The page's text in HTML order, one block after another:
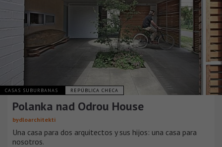
CASAS SUBURBANAS REPÚBLICA CHECA
Polanka nad Odrou House
bydloarchitekti
Una casa para dos arquitectos y sus hijos: una casa para
nosotros.